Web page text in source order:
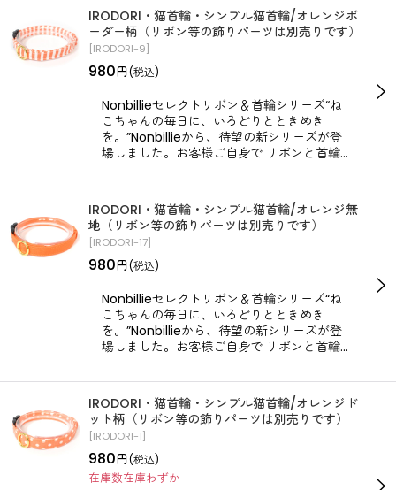
IRODORI・猫首輪・シンプル猫首輪/オレンジボ
ーダー柄（リボン等の飾りパーツは別売りです）
[IRODORI-9]
980円(税込)
Nonbillieセレクトリボン＆首輪シリーズ“ね
こちゃんの毎日に、いろどりとときめき
を。”Nonbillieから、待望の新シリーズが登
場しました。お客様ご自身で リボンと首輪…
IRODORI・猫首輪・シンプル猫首輪/オレンジ無
地（リボン等の飾りパーツは別売りです）
[IRODORI-17]
980円(税込)
Nonbillieセレクトリボン＆首輪シリーズ“ね
こちゃんの毎日に、いろどりとときめき
を。”Nonbillieから、待望の新シリーズが登
場しました。お客様ご自身で リボンと首輪…
IRODORI・猫首輪・シンプル猫首輪/オレンジド
ット柄（リボン等の飾りパーツは別売りです）
[IRODORI-1]
980円(税込)
在庫数在庫わずか